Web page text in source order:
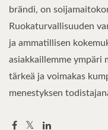
brändi, on
Ruokaturvallisuuden
ja ammatillisen
asiakkaillemme ympäri
tärkeä ja voimakas
menestyksen